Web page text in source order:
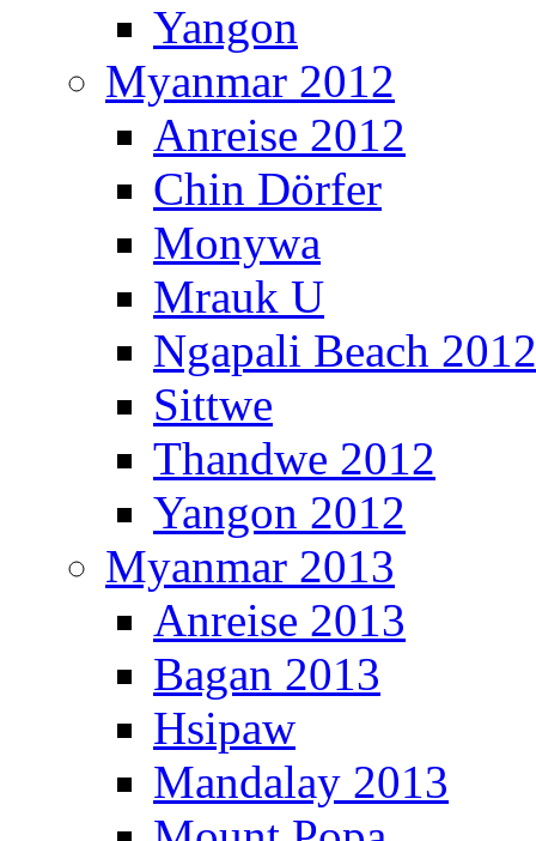
Yangon
Myanmar 2012
Anreise 2012
Chin Dörfer
Monywa
Mrauk U
Ngapali Beach 2012
Sittwe
Thandwe 2012
Yangon 2012
Myanmar 2013
Anreise 2013
Bagan 2013
Hsipaw
Mandalay 2013